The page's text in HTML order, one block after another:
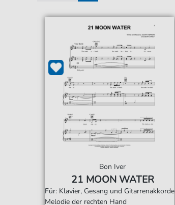
Bon Iver
21 MOON WATER
Für: Klavier, Gesang und Gitarrenakkorde
Melodie der rechten Hand